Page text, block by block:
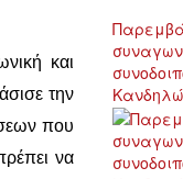
και
την
που
να